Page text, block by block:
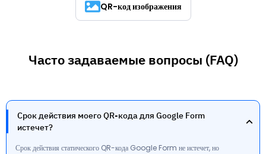
QR-код изображения
Часто задаваемые вопросы (FAQ)
Срок действия моего QR-кода для Google Form
истечет?
Срок действия статического QR-кода Google Form не истечет, но